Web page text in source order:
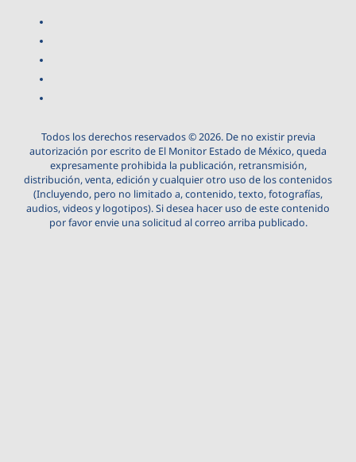
Todos los derechos reservados © 2026. De no existir previa
autorización por escrito de El Monitor Estado de México, queda
expresamente prohibida la publicación, retransmisión,
distribución, venta, edición y cualquier otro uso de los contenidos
(Incluyendo, pero no limitado a, contenido, texto, fotografías,
audios, videos y logotipos). Si desea hacer uso de este contenido
por favor envie una solicitud al correo arriba publicado.